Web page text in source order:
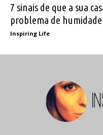
7 sinais de que a sua
problema de humidade
Inspiring Life